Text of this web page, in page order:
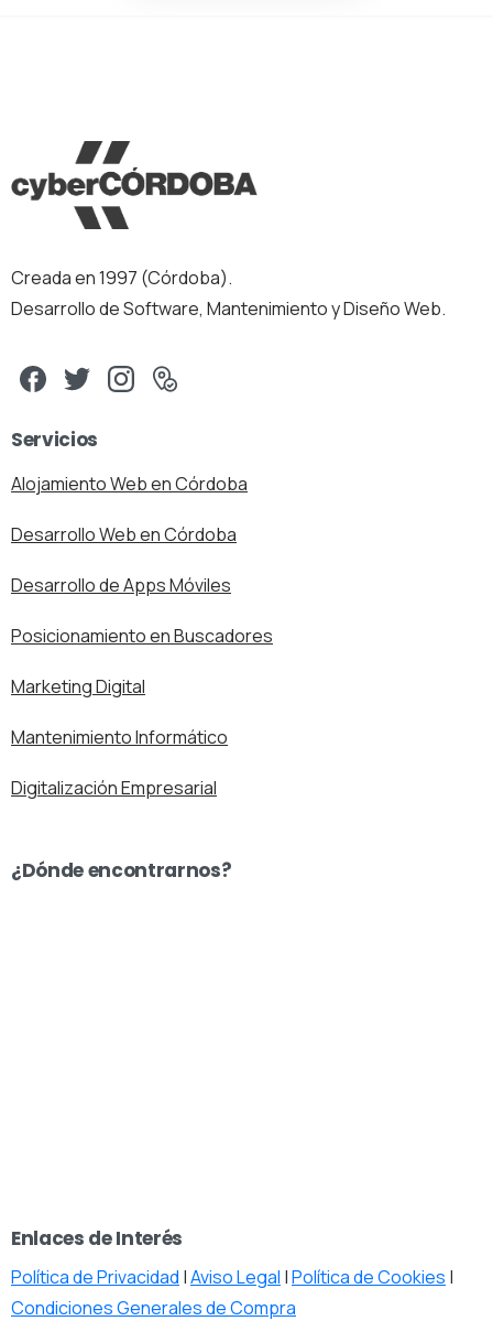
Creada en 1997 (Córdoba).
Desarrollo de Software, Mantenimiento y Diseño Web.
Servicios
Alojamiento Web en Córdoba
Desarrollo Web en Córdoba
Desarrollo de Apps Móviles
Posicionamiento en Buscadores
Marketing Digital
Mantenimiento Informático
Digitalización Empresarial
¿Dónde encontrarnos?
Enlaces de Interés
Política de Privacidad |Aviso Legal |Política de Cookies |
Condiciones Generales de Compra